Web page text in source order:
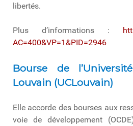
libertés.
Plus d’informations :
AC=400&VP=1&PID=2946
Bourse de
Louvain (UCLouvain)
Elle accorde des bourses aux
voie de développement